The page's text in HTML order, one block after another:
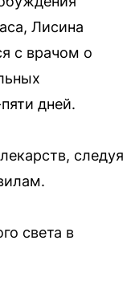
Лисина
с врачом о
дней.
следуя
света в